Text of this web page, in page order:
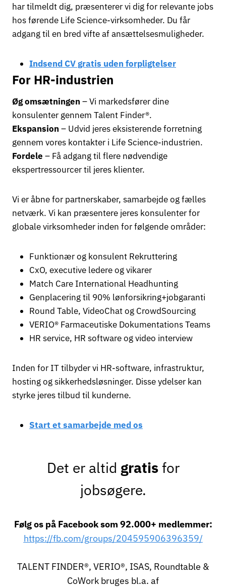
har tilmeldt dig, præsenterer vi dig for relevante jobs
hos førende Life Science-virksomheder. Du får
adgang til en bred vifte af ansættelsesmuligheder.
Indsend CV gratis uden forpligtelser
For HR-industrien
Øg omsætningen – Vi markedsfører dine
konsulenter gennem Talent Finder®.
Ekspansion – Udvid jeres eksisterende forretning
gennem vores kontakter i Life Science-industrien.
Fordele – Få adgang til flere nødvendige
ekspertressourcer til jeres klienter.
Vi er åbne for partnerskaber, samarbejde og fælles
netværk. Vi kan præsentere jeres konsulenter for
globale virksomheder inden for følgende områder:
Funktionær og konsulent Rekruttering
CxO, executive ledere og vikarer
Match Care International Headhunting
Genplacering til 90% lønforsikring+jobgaranti
Round Table, VideoChat og CrowdSourcing
VERIO® Farmaceutiske Dokumentations Teams
HR service, HR software og video interview
Inden for IT tilbyder vi HR-software, infrastruktur,
hosting og sikkerhedsløsninger. Disse ydelser kan
styrke jeres tilbud til kunderne.
Start et samarbejde med os
Det er altid gratisfor
jobsøgere.
Følg os på Facebook som 92.000+ medlemmer:
https://fb.com/groups/204595906396359/
TALENT FINDER®, VERIO®, ISAS, Roundtable &
CoWork bruges bl.a. af